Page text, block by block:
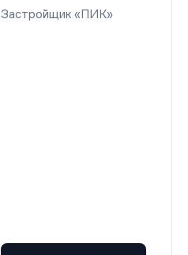
Застройщик «ПИК»